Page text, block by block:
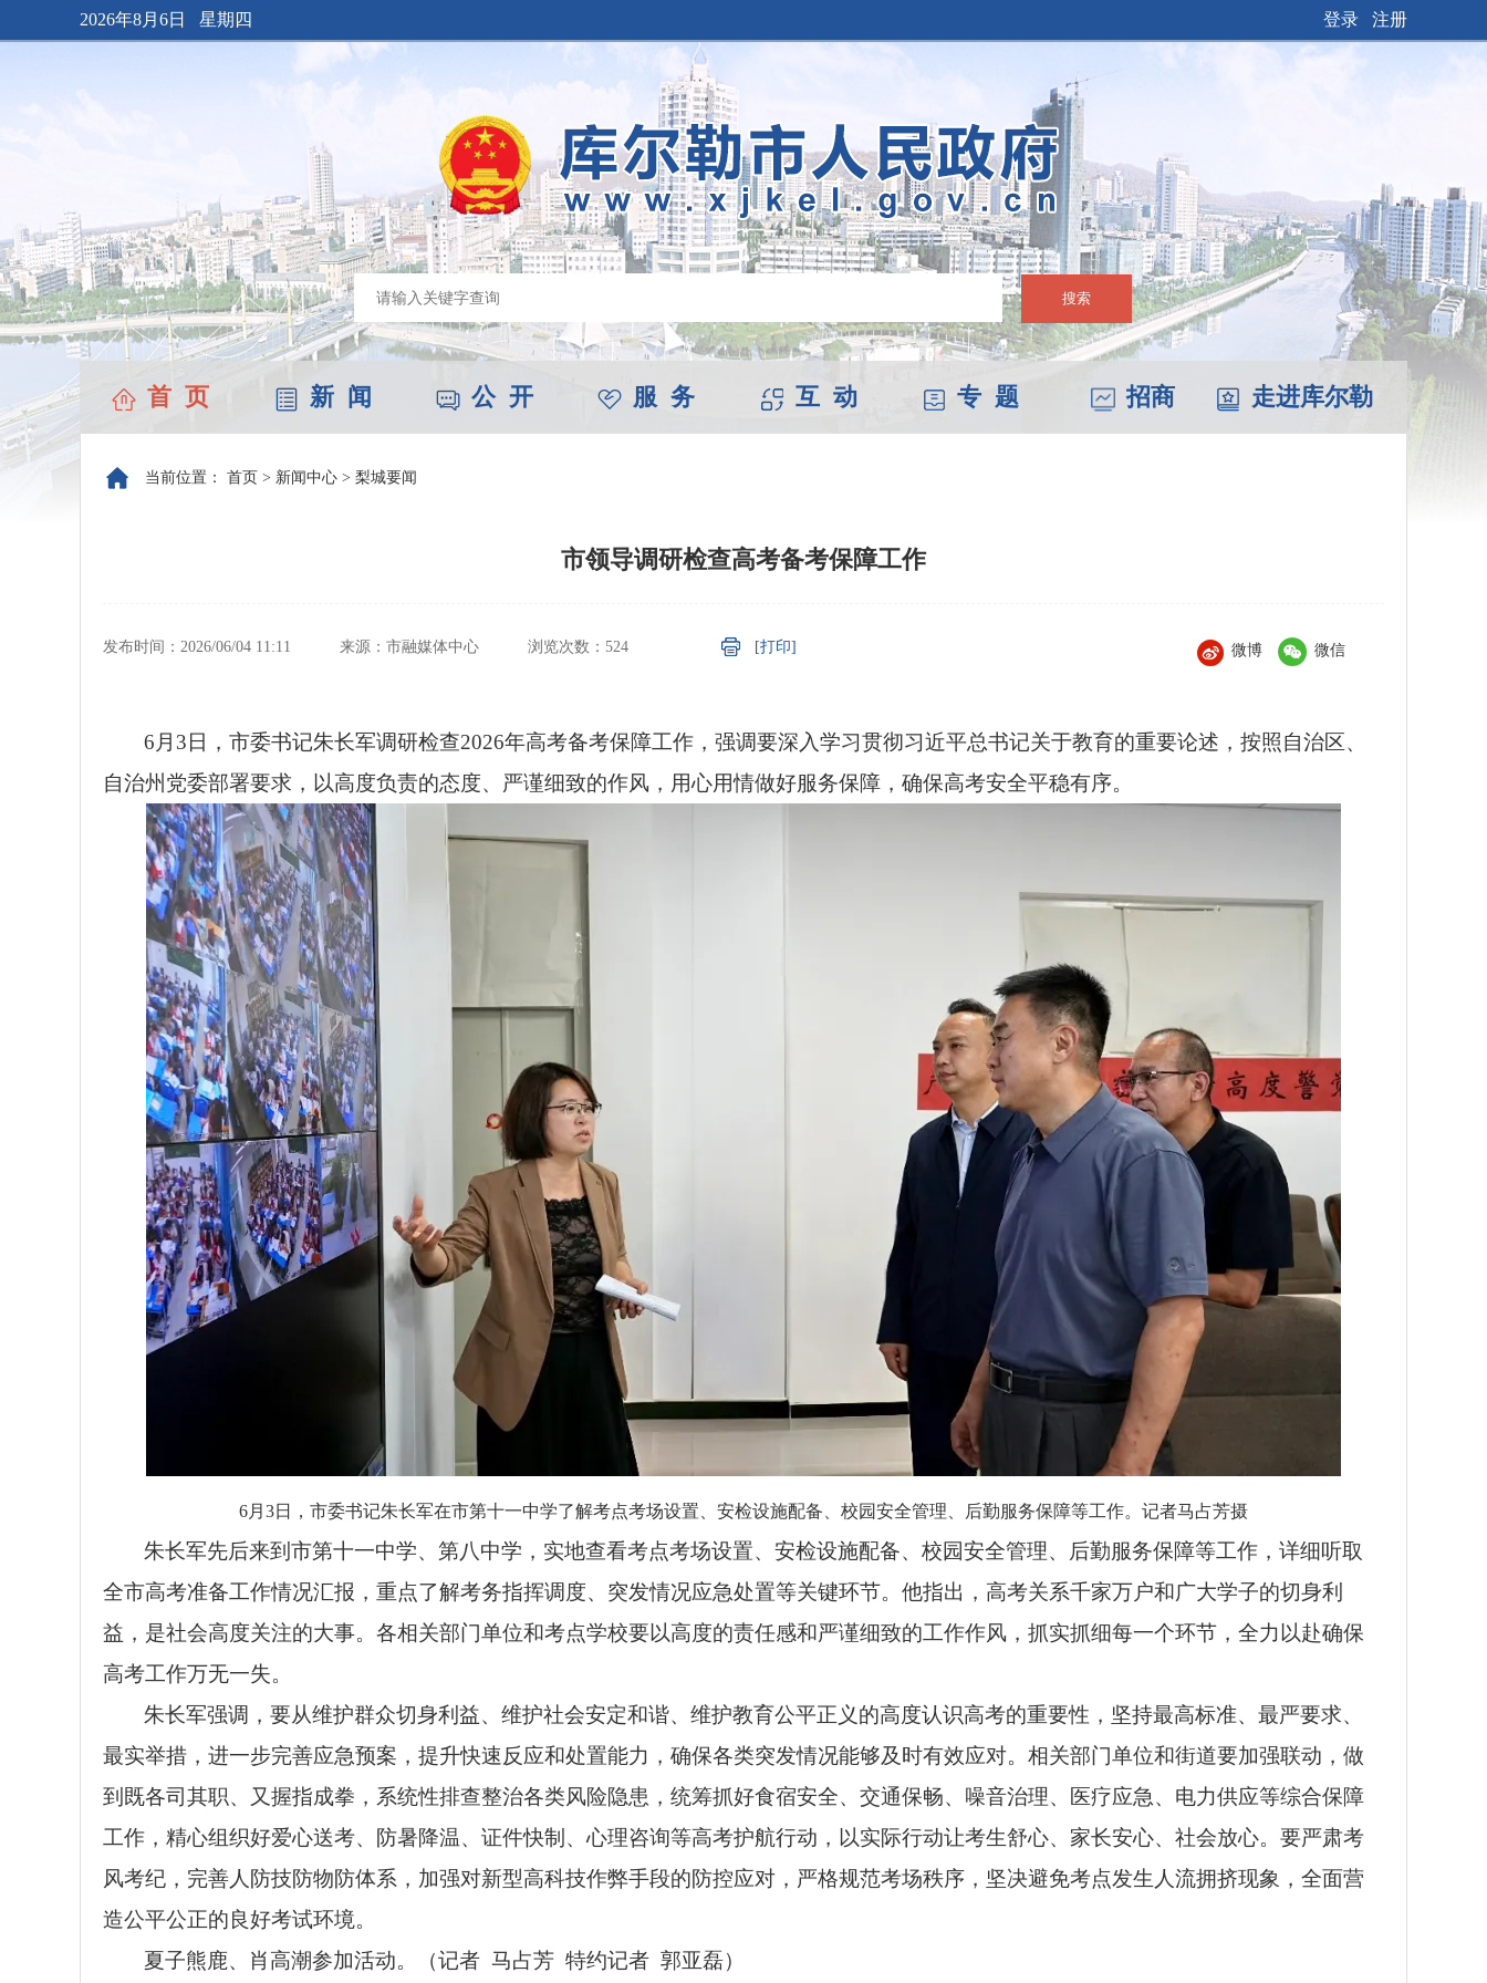
2026年8月6日 星期四 登录 注册
搜索
首 页 新 闻 公 开 服 务 互 动 专 题 招商 走进库尔勒
当前位置： 首页 > 新闻中心 > 梨城要闻
市领导调研检查高考备考保障工作
发布时间：2026/06/04 11:11 来源：市融媒体中心 浏览次数： 524 [打印] 微博 微信
6月3日，市委书记朱长军调研检查2026年高考备考保障工作，强调要深入学习贯彻习近平总书记关于教育的重要论述，按照自治区、
自治州党委部署要求，以高度负责的态度、严谨细致的作风，用心用情做好服务保障，确保高考安全平稳有序。
6月3日，市委书记朱长军在市第十一中学了解考点考场设置、安检设施配备、校园安全管理、后勤服务保障等工作。记者马占芳摄
朱长军先后来到市第十一中学、第八中学，实地查看考点考场设置、安检设施配备、校园安全管理、后勤服务保障等工作，详细听取
全市高考准备工作情况汇报，重点了解考务指挥调度、突发情况应急处置等关键环节。他指出，高考关系千家万户和广大学子的切身利
益，是社会高度关注的大事。各相关部门单位和考点学校要以高度的责任感和严谨细致的工作作风，抓实抓细每一个环节，全力以赴确保
高考工作万无一失。
朱长军强调，要从维护群众切身利益、维护社会安定和谐、维护教育公平正义的高度认识高考的重要性，坚持最高标准、最严要求、
最实举措，进一步完善应急预案，提升快速反应和处置能力，确保各类突发情况能够及时有效应对。相关部门单位和街道要加强联动，做
到既各司其职、又握指成拳，系统性排查整治各类风险隐患，统筹抓好食宿安全、交通保畅、噪音治理、医疗应急、电力供应等综合保障
工作，精心组织好爱心送考、防暑降温、证件快制、心理咨询等高考护航行动，以实际行动让考生舒心、家长安心、社会放心。要严肃考
风考纪，完善人防技防物防体系，加强对新型高科技作弊手段的防控应对，严格规范考场秩序，坚决避免考点发生人流拥挤现象，全面营
造公平公正的良好考试环境。
夏子熊鹿、肖高潮参加活动。（记者 马占芳 特约记者 郭亚磊）